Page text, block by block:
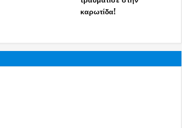
Λοβέρδος «γαλάζιος»